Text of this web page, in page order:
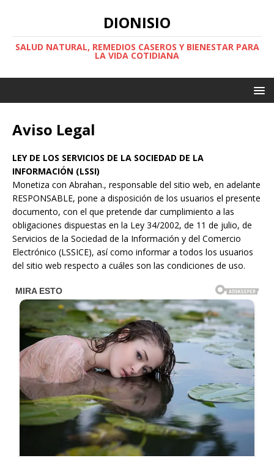
DIONISIO
SALUD NATURAL, REMEDIOS CASEROS Y BIENESTAR PARA
LA VIDA COTIDIANA
Aviso Legal
LEY DE LOS SERVICIOS DE LA SOCIEDAD DE LA
INFORMACIÓN (LSSI)
Monetiza con Abrahan., responsable del sitio web, en adelante
RESPONSABLE, pone a disposición de los usuarios el presente
documento, con el que pretende dar cumplimiento a las
obligaciones dispuestas en la Ley 34/2002, de 11 de julio, de
Servicios de la Sociedad de la Información y del Comercio
Electrónico (LSSICE), así como informar a todos los usuarios
del sitio web respecto a cuáles son las condiciones de uso.